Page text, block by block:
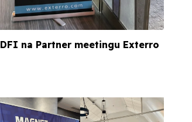
DFI na Partner meetingu Exterro